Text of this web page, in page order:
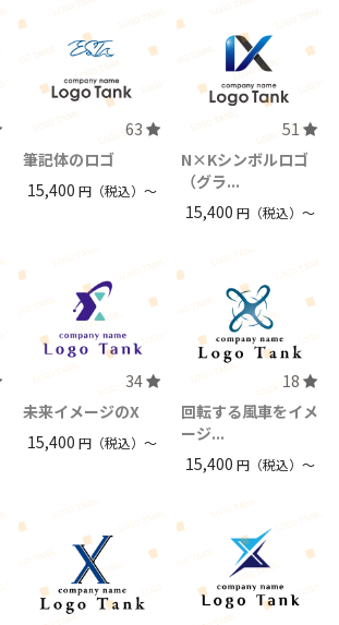
63
筆記体のロゴ
15,400円（税込）〜
51
N×Kシンボルロゴ
（グラ...
15,400 円（税込）〜
34
未来イメージのX
15,400円（税込）〜
18
回転する風車をイメ
ージ...
15,400 円（税込）〜